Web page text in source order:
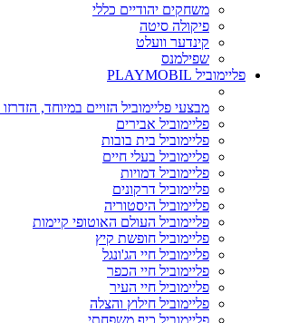
משחקים יהודיים כללי
פיקולה סיטה
קינדער וועלט
שפילמנס
פליימוביל PLAYMOBIL
מבצעי פליימוביל הזויים במיוחד,
פליימוביל אבירים
פליימוביל בית בובות
פליימוביל בעלי חיים
פליימוביל דמויות
פליימוביל דרקונים
פליימוביל היסטוריה
פליימוביל העולם האוטופי קיימות
פליימוביל חופשת קיץ
פליימוביל חיי הג'ונגל
פליימוביל חיי הכפר
פליימוביל חיי העיר
פליימוביל חילוץ והצלה
פליימוביל כיף משפחתי